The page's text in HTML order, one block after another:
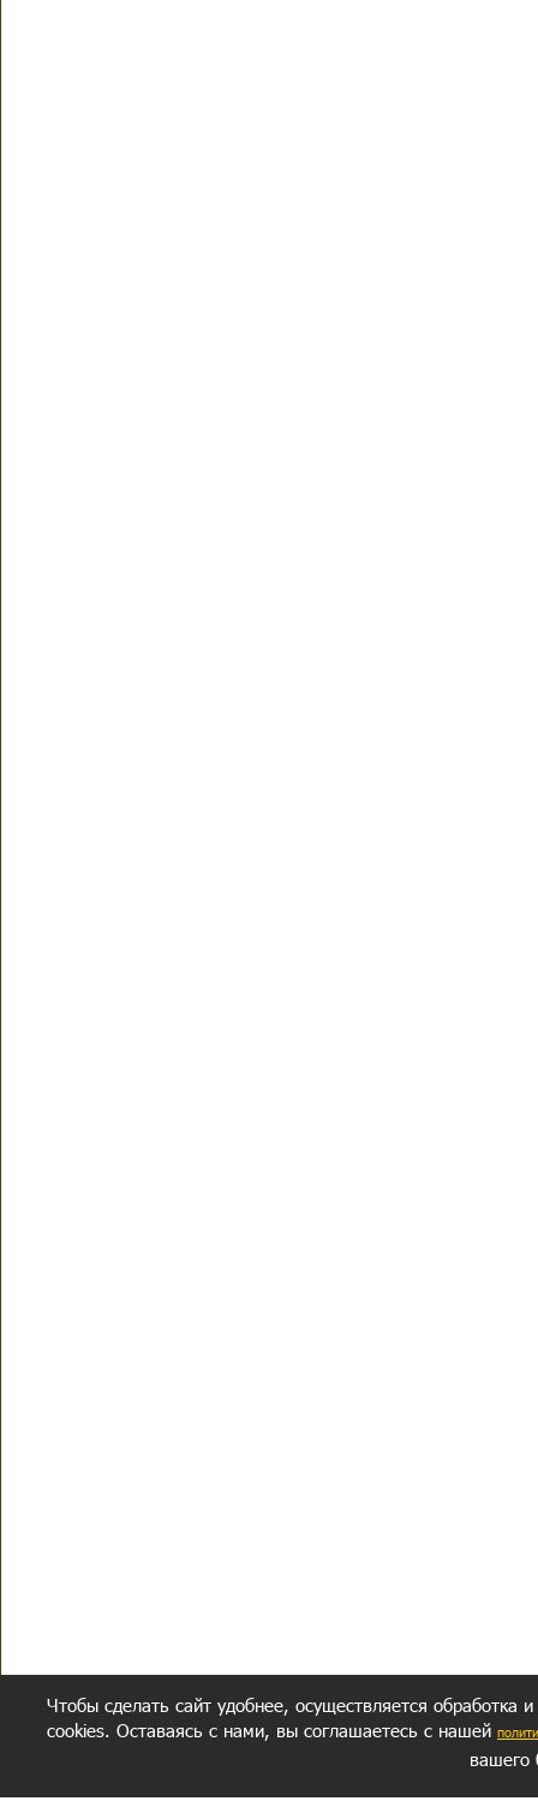
Чтобы сделать сайт удобнее, осуществляется обработка
cookies. Оставаясь с нами, вы соглашаетесь с нашей
вашего